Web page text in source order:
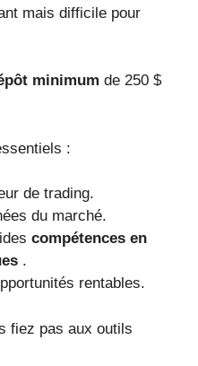
mais difficile pour
minimum de 250 $
:
de trading.
du marché.
compétences en
.
rentables.
fiez pas aux outils